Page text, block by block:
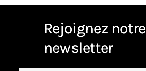
Rejoignez notre
newsletter